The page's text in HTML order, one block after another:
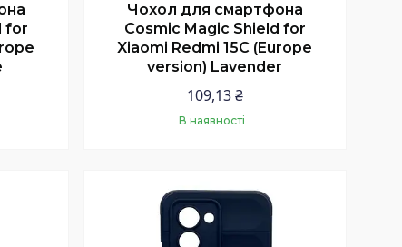
for
Чохол для смартфона
Cosmic Magic Shield for
Xiaomi Redmi 15C (Europe
version) Lavender
109,13 ₴
В наявності